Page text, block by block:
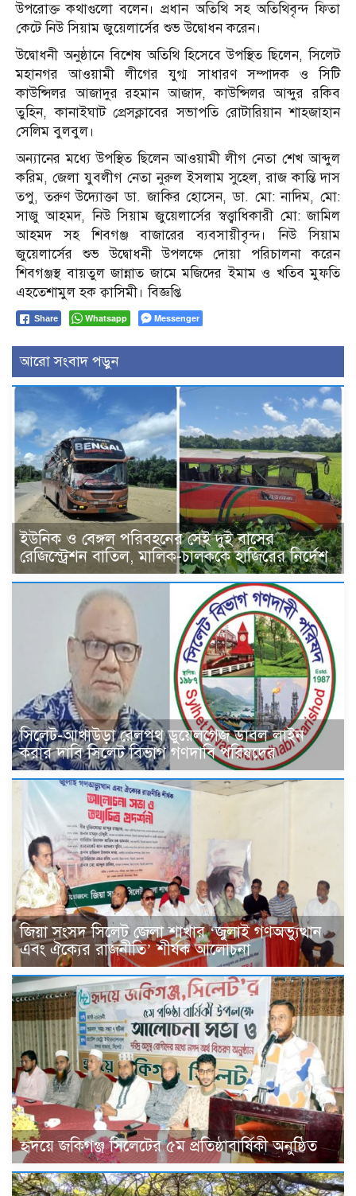
উপরোক্ত কথাগুলো বলেন। প্রধান অতিথি সহ অতিথিবৃন্দ ফিতা
কেটে নিউ সিয়াম জুয়েলার্সের শুভ উদ্বোধন করেন।
উদ্বোধনী অনুষ্ঠানে বিশেষ অতিথি হিসেবে উপস্থিত ছিলেন, সিলেট
মহানগর আওয়ামী লীগের যুগ্ম সাধারণ সম্পাদক ও সিটি
কাউন্সিলর আজাদুর রহমান আজাদ, কাউন্সিলর আব্দুর রকিব
তুহিন, কানাইঘাট প্রেসক্লাবের সভাপতি রোটারিয়ান শাহজাহান
সেলিম বুলবুল।
অন্যানের মধ্যে উপস্থিত ছিলেন আওয়ামী লীগ নেতা শেখ আব্দুল
করিম, জেলা যুবলীগ নেতা নুরুল ইসলাম সুহেল, রাজ কান্তি দাস
তপু, তরুণ উদ্যোক্তা ডা. জাকির হোসেন, ডা. মো: নাদিম, মো:
সাজু আহমদ, নিউ সিয়াম জুয়েলার্সের স্বত্ত্বাধিকারী মো: জামিল
আহমদ সহ শিবগঞ্জ বাজারের ব্যবসায়ীবৃন্দ। নিউ সিয়াম
জুয়েলার্সের শুভ উদ্বোধনী উপলক্ষে দোয়া পরিচালনা করেন
শিবগঞ্জস্থ বায়তুল জান্নাত জামে মজিদের ইমাম ও খতিব মুফতি
এহতেশামুল হক ক্বাসিমী। বিজ্ঞপ্তি
Share Whatsapp Messenger
আরো সংবাদ পড়ুন
ইউনিক ও বেঙ্গল পরিবহনের সেই দুই বাসের
রেজিস্ট্রেশন বাতিল, মালিক-চালককে হাজিরের নির্দেশ
সিলেট-আখাউড়া রেলপথ ডুয়েলগেজ ডাবল লাইন
করার দাবি সিলেট বিভাগ গণদাবি পরিষদের
জিয়া সংসদ সিলেট জেলা শাখার ‘জুলাই গণঅভ্যুত্থান
এবং ঐক্যের রাজনীতি’ শীর্ষক আলোচনা
হৃদয়ে জকিগঞ্জ সিলেটের ৫ম প্রতিষ্ঠাবার্ষিকী অনুষ্ঠিত